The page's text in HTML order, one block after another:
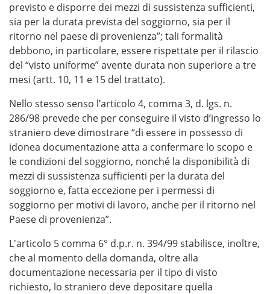
previsto e disporre dei mezzi di sussistenza sufficienti,
sia per la durata prevista del soggiorno, sia per il
ritorno nel paese di provenienza”; tali formalità
debbono, in particolare, essere rispettate per il rilascio
del “visto uniforme” avente durata non superiore a tre
mesi (artt. 10, 11 e 15 del trattato).
Nello stesso senso l’articolo 4, comma 3, d. lgs. n.
286/98 prevede che per conseguire il visto d’ingresso lo
straniero deve dimostrare “di essere in possesso di
idonea documentazione atta a confermare lo scopo e
le condizioni del soggiorno, nonché la disponibilità di
mezzi di sussistenza sufficienti per la durata del
soggiorno e, fatta eccezione per i permessi di
soggiorno per motivi di lavoro, anche per il ritorno nel
Paese di provenienza”.
L'articolo 5 comma 6° d.p.r. n. 394/99 stabilisce, inoltre,
che al momento della domanda, oltre alla
documentazione necessaria per il tipo di visto
richiesto, lo straniero deve depositare quella